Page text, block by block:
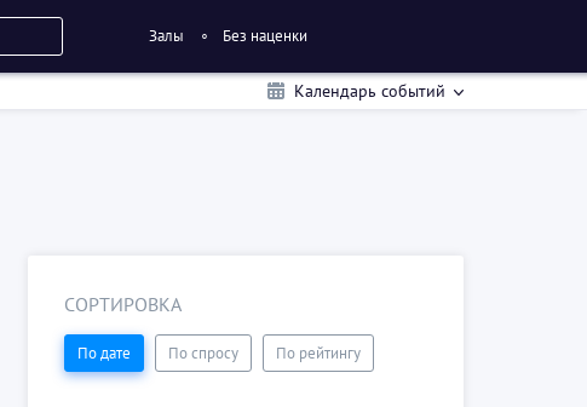
Залы Без наценки
Календарь событий
СОРТИРОВКА
По дате По спросу По рейтингу